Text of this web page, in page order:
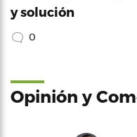
y solución
0
Opinión y